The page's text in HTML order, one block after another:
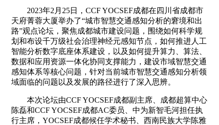
2023年2月25日，CCF YOCSEF成都在四川省成都市
天府菁蓉大厦举办了“城市智慧交通感知分析的窘境和出
路”观点论坛，聚焦成都城市建设问题，围绕如何科学规
划和布设千万级社会治理神经元感知节点，如何推进人工
智能分析数字底座体系建设，以及如何提升算力、算法、
数据和应用资源一体化协同支撑能力，建设市域智慧交通
感知体系等核心问题，针对当前城市智慧交通感知分析领
域面临的问题以及发展的路径进行了深入思辨。
本次论坛由CCF YOCSEF成都副主席、成都超算中心
陈磊和CCF YOCSEF成都AC委员、中为新智毛河担任执
行主席， YOCSEF成都候任学术秘书、西南民族大学陈雅